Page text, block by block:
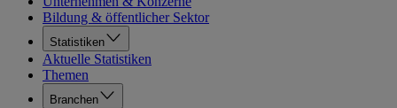
Bildung & öffentlicher Sektor
Statistiken
Aktuelle Statistiken
Themen
Branchen